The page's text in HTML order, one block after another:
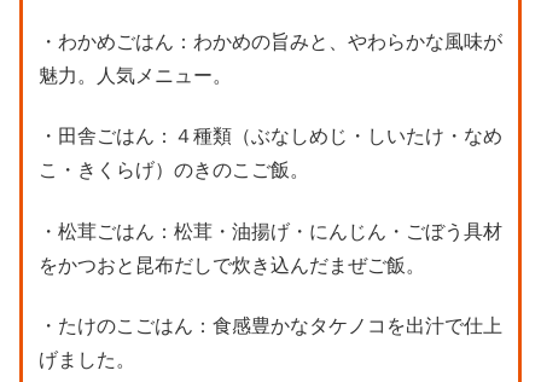
・わかめごはん：わかめの旨みと、やわらかな風味が
魅力。人気メニュー。
・田舎ごはん：４種類（ぶなしめじ・しいたけ・なめ
こ・きくらげ）のきのこご飯。
・松茸ごはん：松茸・油揚げ・にんじん・ごぼう具材
をかつおと昆布だしで炊き込んだまぜご飯。
・たけのこごはん：食感豊かなタケノコを出汁で仕上
げました。